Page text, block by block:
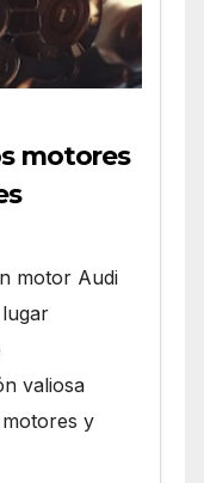
motores
motor Audi
valiosa
y